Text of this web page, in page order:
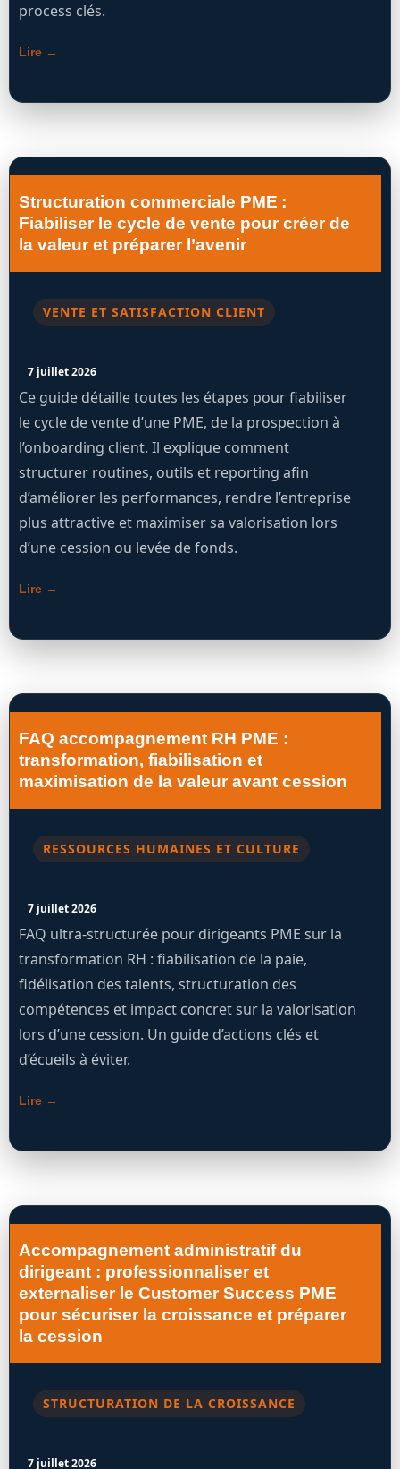
process clés.
Lire →
Structuration commerciale PME :
Fiabiliser le cycle de vente pour créer de
la valeur et préparer l’avenir
VENTE ET SATISFACTION CLIENT
7 juillet 2026
Ce guide détaille toutes les étapes pour fiabiliser
le cycle de vente d’une PME, de la prospection à
l’onboarding client. Il explique comment
structurer routines, outils et reporting afin
d’améliorer les performances, rendre l’entreprise
plus attractive et maximiser sa valorisation lors
d’une cession ou levée de fonds.
Lire →
FAQ accompagnement RH PME :
transformation, fiabilisation et
maximisation de la valeur avant cession
RESSOURCES HUMAINES ET CULTURE
7 juillet 2026
FAQ ultra-structurée pour dirigeants PME sur la
transformation RH : fiabilisation de la paie,
fidélisation des talents, structuration des
compétences et impact concret sur la valorisation
lors d’une cession. Un guide d’actions clés et
d’écueils à éviter.
Lire →
Accompagnement administratif du
dirigeant : professionnaliser et
externaliser le Customer Success PME
pour sécuriser la croissance et préparer
la cession
STRUCTURATION DE LA CROISSANCE
7 juillet 2026